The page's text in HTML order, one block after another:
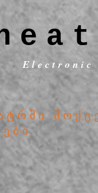
Electronic